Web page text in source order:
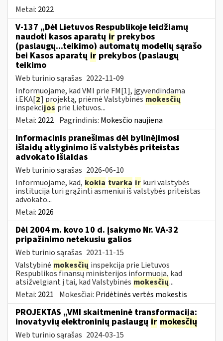
Metai: 2022
V-137 „Dėl Lietuvos Respublikoje leidžiamų
naudoti kasos aparatų ir prekybos
(paslaugų...teikimo) automatų modelių sąrašo
bei Kasos aparatų ir prekybos (paslaugų
teikimo
Web turinio sąrašas 2022-11-09
Informuojame, kad VMI prie FM[1], įgyvendindama
i.EKA[2] projektą, priėmė Valstybinės mokesčių
inspekcijos prie Lietuvos...
Metai: 2022 Pagrindinis: Mokesčio naujiena
Informacinis pranešimas dėl bylinėjimosi
išlaidų atlyginimo iš valstybės priteistas
advokato išlaidas
Web turinio sąrašas 2026-06-10
Informuojame, kad, kokia tvarka ir kuri valstybės
institucija turi grąžinti asmeniui iš valstybės priteistas
advokato...
Metai: 2026
Dėl 2004 m. kovo 10 d. įsakymo Nr. VA-32
pripažinimo netekusiu galios
Web turinio sąrašas 2021-11-15
Valstybinė mokesčių inspekcija prie Lietuvos
Respublikos finansų ministerijos informuoja, kad
atsižvelgiant į tai, kad Valstybinės mokesčių...
Metai: 2021 Mokesčiai: Pridėtinės vertės mokestis
PROJEKTAS „VMI skaitmeninė transformacija:
inovatyvių elektroninių paslaugų ir mokesčių
Web turinio sąrašas 2024-03-15